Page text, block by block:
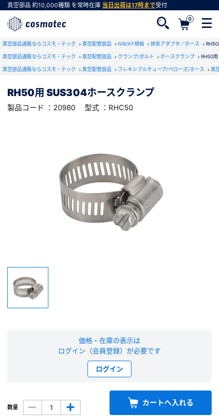
真空部品 約10,000種類 を常時在庫 当日出荷は17時まで受付
0
真空部品通販ならコスモ・テック 真空配管部品 NW/KF規格 排気アダプタ／ホース
真空部品通販ならコスモ・テック 真空配管部品 クランプ/ボルト ホースクランプ RH50
真空部品通販ならコスモ・テック 真空配管部品 フレキシブルチューブ/ベローズ/ホース 真
RH50用 SUS304ホースクランプ
製品コード ：20980 型式 ：RHC50
価格・在庫の表示は
ログイン（会員登録）が必要です
ログイン
数量 カートへ入れる
RoHS2適合報告書のダウンロード
下記製品のRoHS2適合報告書のダウンロードをします。
型式 ：RHC50 製品コード ：20980
ダウンロードする
会員登録がお済みでない方
会員登録をすれば、便利な機能がご利用いただけ
ます。
があります。また当社の判断によりお断りする場合があります。
※パスワードをお忘れの方は、 パスワード再発行ページへ